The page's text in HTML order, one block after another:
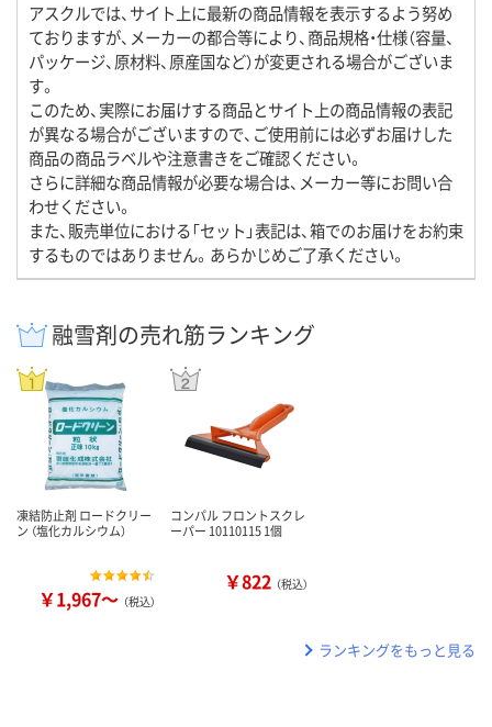
アスクルでは、サイト上に最新の商品情報を表示するよう努め
ておりますが、メーカーの都合等により、商品規格・仕様（容量、
パッケージ、原材料、原産国など）が変更される場合がございま
す。
このため、実際にお届けする商品とサイト上の商品情報の表記
が異なる場合がございますので、ご使用前には必ずお届けした
商品の商品ラベルや注意書きをご確認ください。
さらに詳細な商品情報が必要な場合は、メーカー等にお問い合
わせください。
また、販売単位における「セット」表記は、箱でのお届けをお約束
するものではありません。あらかじめご了承ください。
融雪剤の売れ筋ランキング
凍結防止剤 ロードクリー
ン （塩化カルシウム）
￥1,967～ （税込）
コンパル フロントスクレ
ーパー 10110115 1個
￥822 （税込）
ランキングをもっと見る